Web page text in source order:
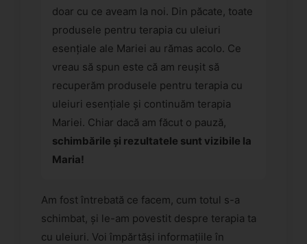
doar cu ce aveam la noi. Din păcate, toate
produsele pentru terapia cu uleiuri
esențiale ale Mariei au rămas acolo. Ce
vreau să spun este că am reușit să
recuperăm produsele pentru terapia cu
uleiuri esențiale și continuăm terapia
Mariei. Chiar dacă am făcut o pauză,
schimbările și rezultatele sunt vizibile la
Maria!
Am fost întrebată ce facem, cum totul s-a
schimbat, și le-am povestit despre terapia ta
cu uleiuri. Voi împărtăși informațiile în